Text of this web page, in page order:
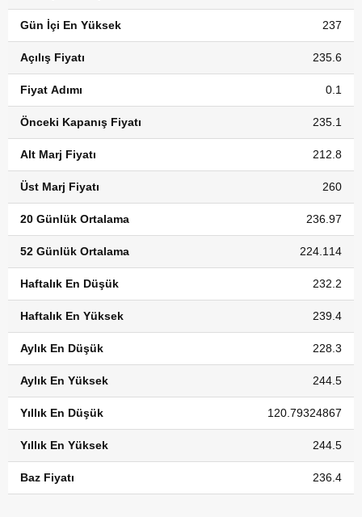
Gün İçi En Yüksek 237
Açılış Fiyatı 235.6
Fiyat Adımı 0.1
Önceki Kapanış Fiyatı 235.1
Alt Marj Fiyatı 212.8
Üst Marj Fiyatı 260
20 Günlük Ortalama 236.97
52 Günlük Ortalama 224.114
Haftalık En Düşük 232.2
Haftalık En Yüksek 239.4
Aylık En Düşük 228.3
Aylık En Yüksek 244.5
Yıllık En Düşük 120.79324867
Yıllık En Yüksek 244.5
Baz Fiyatı 236.4